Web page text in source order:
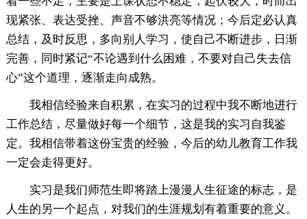
现紧张、表达受挫、声音不够洪亮等情况；今后定必认真
总结，及时反思，多向别人学习，使自己不断进步，日渐
完善，同时紧记“不论遇到什么困难，不要对自己失去信
心”这个道理，逐渐走向成熟。
我相信经验来自积累，在实习的过程中我不断地进行
工作总结，尽量做好每一个细节，这是我的实习自我鉴
定。我相信带着这份宝贵的经验，今后的幼儿教育工作我
一定会走得更好。
实习是我们师范生即将踏上漫漫人生征途的标志，是
人生的另一个起点，对我们的生涯规划有着重要的意义。